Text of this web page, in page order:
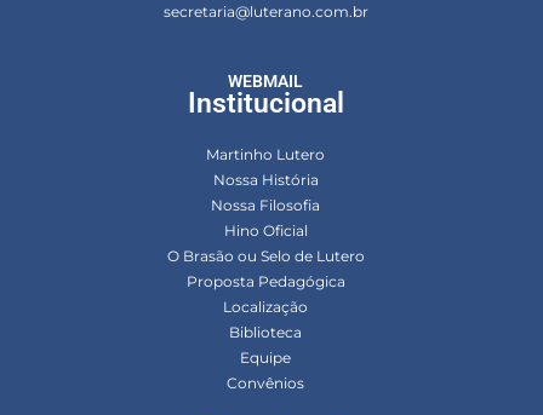
secretaria@luterano.com.br
WEBMAIL
Institucional
Martinho Lutero
Nossa História
Nossa Filosofia
Hino Oficial
O Brasão ou Selo de Lutero
Proposta Pedagógica
Localização
Biblioteca
Equipe
Convênios